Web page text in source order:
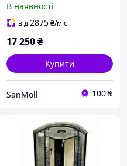
В наявності
від2875₴/міс
17 250₴
Купити
SanMoll 100%